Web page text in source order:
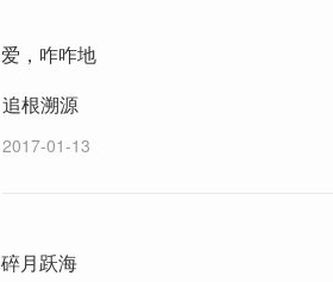
爱，咋咋地
追根溯源
2017-01-13
碎月跃海